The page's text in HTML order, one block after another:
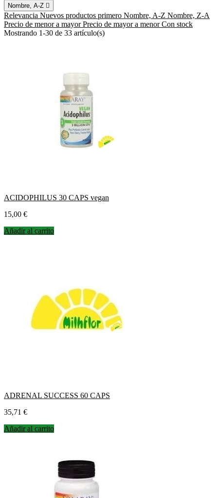
Nombre, A-Z 
Relevancia Nuevos productos primero Nombre, A-Z Nombre, Z-A
Precio de menor a mayorPrecio de mayor a menorCon stock
Mostrando 1-30 de 33 artículo(s)
ACIDOPHILUS 30 CAPS vegan
Precio
15,00 €
Añadir al carrito
ADRENAL SUCCESS 60 CAPS
Precio
35,71 €
Añadir al carrito